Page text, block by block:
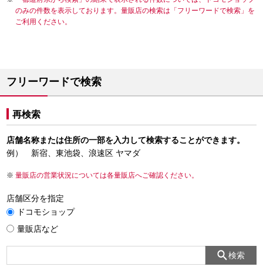
のみの件数を表示しております。量販店の検索は「フリーワードで検索」を
ご利用ください。
フリーワードで検索
再検索
店舗名称または住所の一部を入力して検索することができます。
例） 新宿、東池袋、浪速区 ヤマダ
量販店の営業状況については各量販店へご確認ください。
店舗区分を指定
ドコモショップ
量販店など
検索